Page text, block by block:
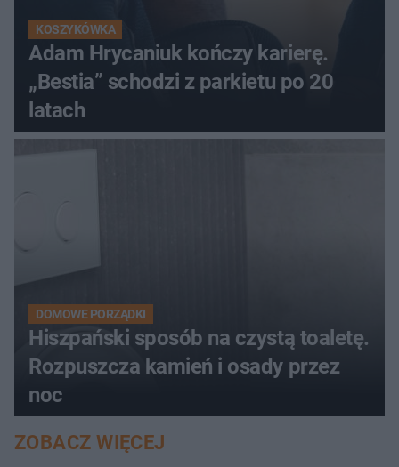
KOSZYKÓWKA
Adam Hrycaniuk kończy karierę.
„Bestia” schodzi z parkietu po 20
latach
DOMOWE PORZĄDKI
Hiszpański sposób na czystą toaletę.
Rozpuszcza kamień i osady przez
noc
ZOBACZ WIĘCEJ